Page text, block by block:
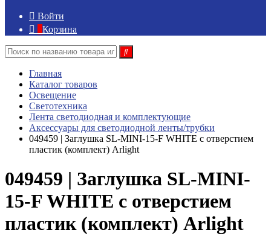
Войти
Корзина
Главная
Каталог товаров
Освещение
Светотехника
Лента светодиодная и комплектующие
Аксессуары для светодиодной ленты/трубки
049459 | Заглушка SL-MINI-15-F WHITE с отверстием
пластик (комплект) Arlight
049459 | Заглушка SL-MINI-
15-F WHITE с отверстием
пластик (комплект) Arlight